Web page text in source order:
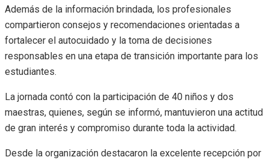
Además de la información brindada, los profesionales
compartieron consejos y recomendaciones orientadas a
fortalecer el autocuidado y la toma de decisiones
responsables en una etapa de transición importante para los
estudiantes.
La jornada contó con la participación de 40 niños y dos
maestras, quienes, según se informó, mantuvieron una actitud
de gran interés y compromiso durante toda la actividad.
Desde la organización destacaron la excelente recepción por